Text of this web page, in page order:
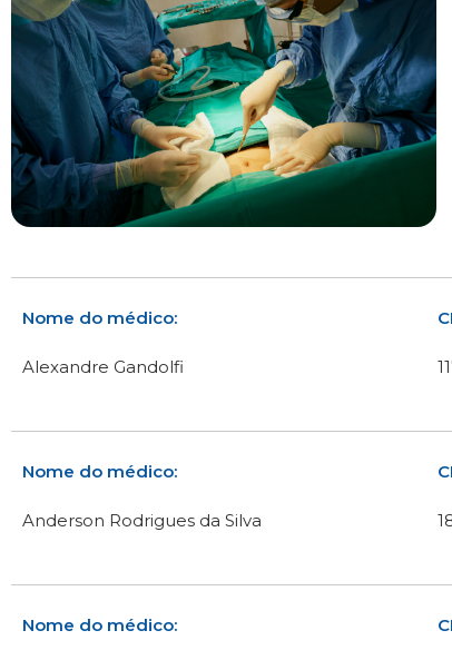
Nome do médico:
Alexandre Gandolfi
Nome do médico:
Anderson Rodrigues da Silva
Nome do médico: